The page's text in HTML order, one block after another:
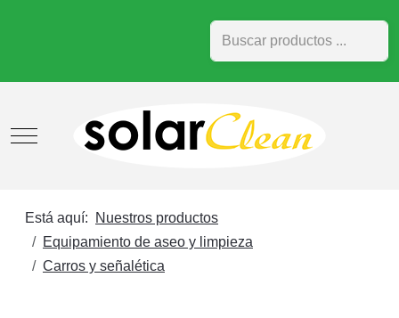
Buscar
Mobile Menu Toggle
Está aquí:
Nuestros productos
Equipamiento de aseo y limpieza
Carros y señalética